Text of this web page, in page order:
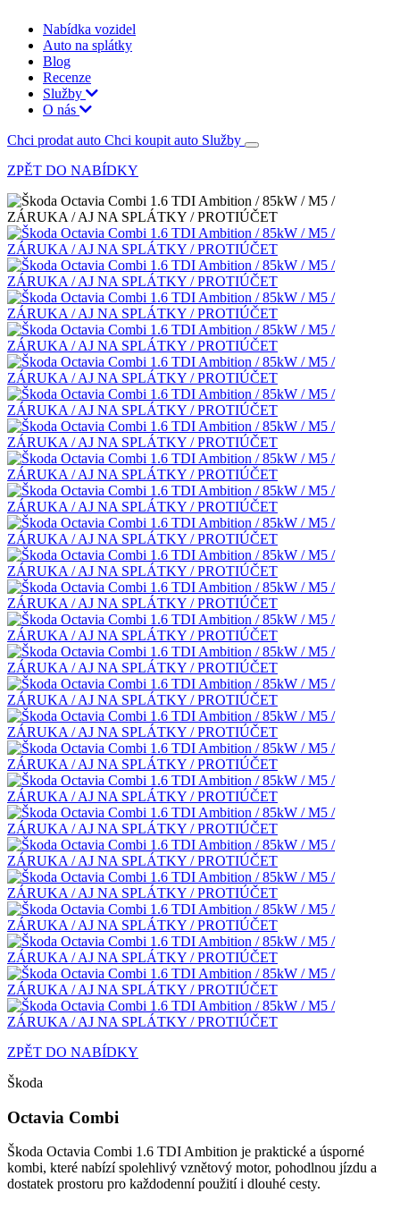
Nabídka vozidel
Auto na splátky
Blog
Recenze
Služby
O nás
Chci prodat auto Chci koupit auto Služby
ZPĚT DO NABÍDKY
ZPĚT DO NABÍDKY
Škoda
Octavia Combi
Škoda Octavia Combi 1.6 TDI Ambition je praktické a úsporné
kombi, které nabízí spolehlivý vznětový motor, pohodlnou jízdu a
dostatek prostoru pro každodenní použití i dlouhé cesty.